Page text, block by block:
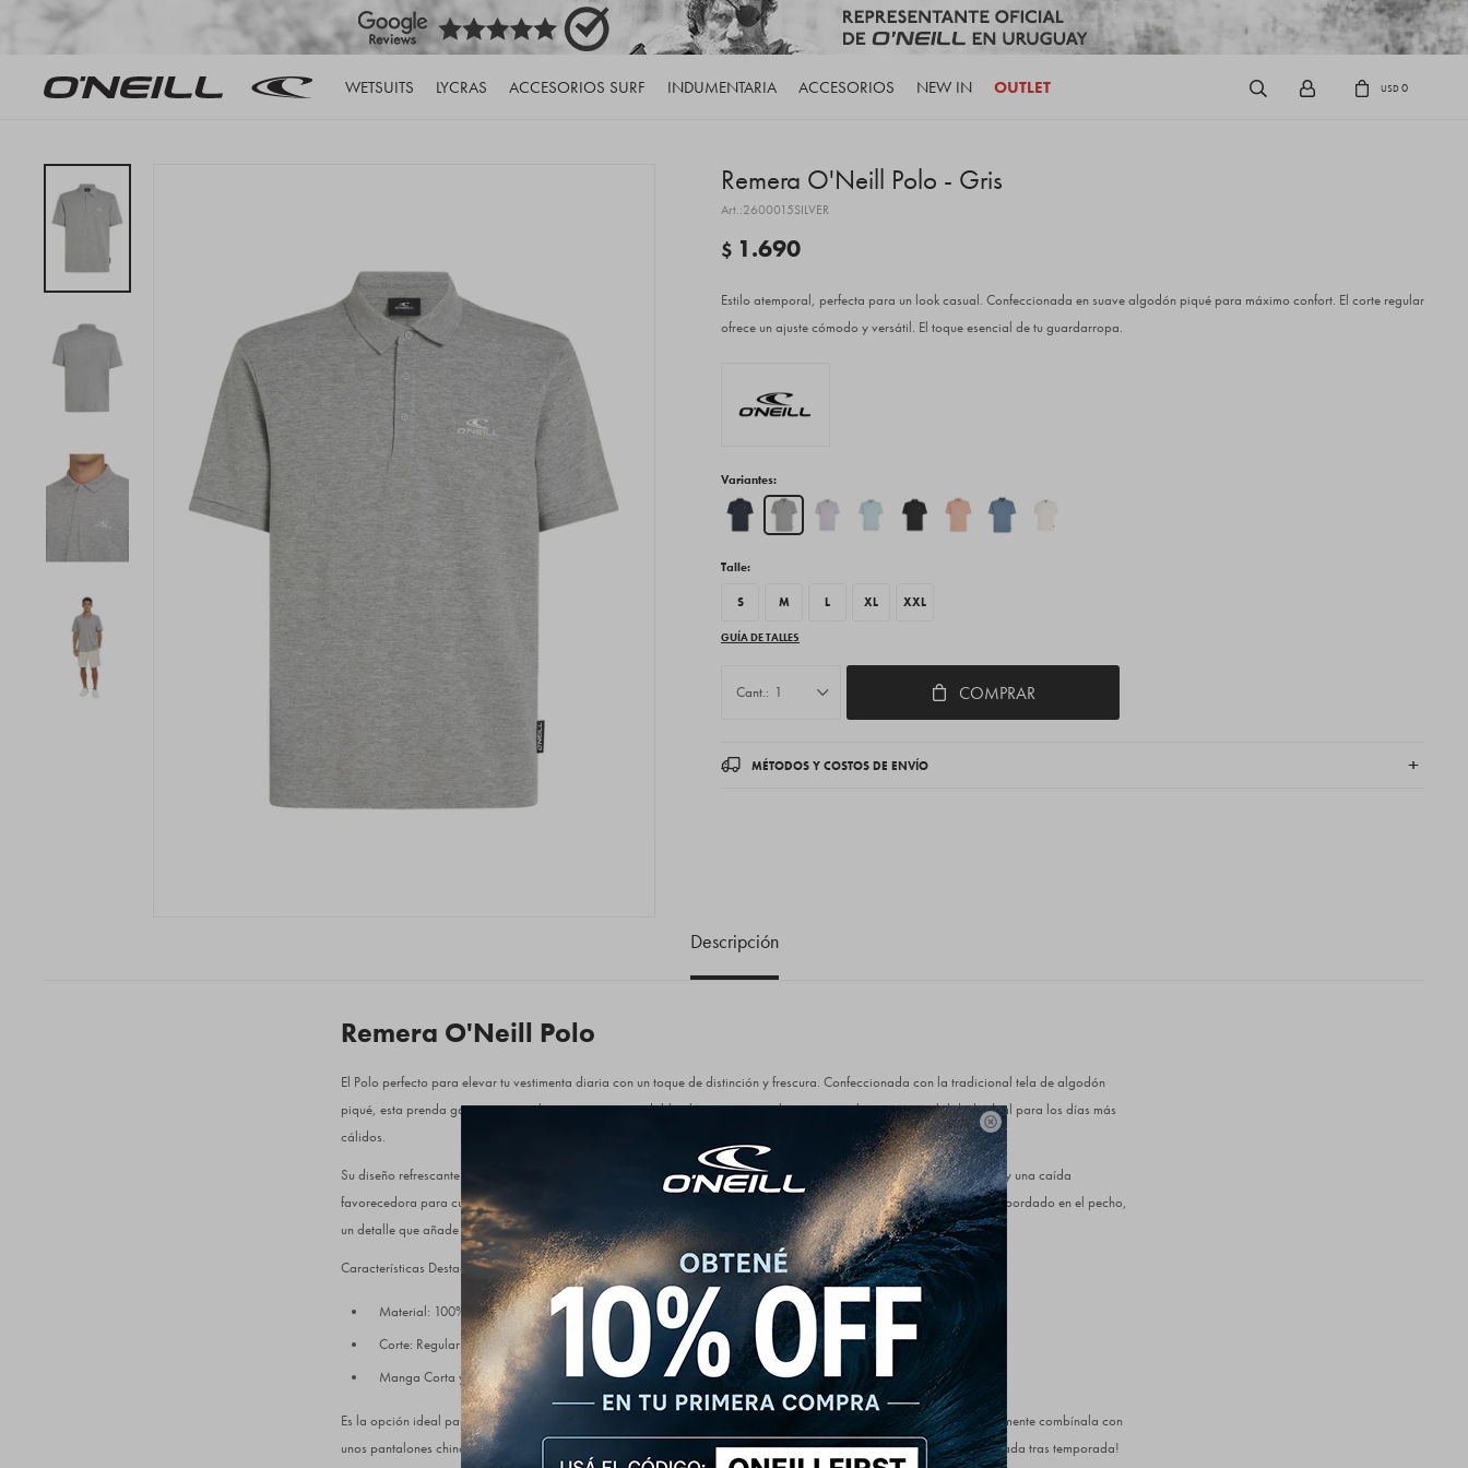

WETSUITS LYCRAS ACCESORIOS SURF INDUMENTARIA ACCESORIOS NEW IN OUTLET USD0
Remera O'Neill Polo - Gris
2600015SILVER
$ 1.690
Estilo atemporal, perfecta para un look casual. Confeccionada en suave algodón piqué para máximo confort. El corte regular
ofrece un ajuste cómodo y versátil. El toque esencial de tu guardarropa.
Variantes:
Talle:
S M L XL XXL
GUÍA DE TALLES
1 COMPRAR
MÉTODOS Y COSTOS DE ENVÍO
Descripción
Remera O'Neill Polo
El Polo perfecto para elevar tu vestimenta diaria con un toque de distinción y frescura. Confeccionada con la tradicional tela de algodón
piqué, esta prenda garantiza no solo una textura agradable al tacto, sino también una excelente transpirabilidad, ideal para los días más
cálidos.
Su diseño refrescante la convierte en una pieza versátil y fácil de combinar. El corte regular asegura un ajuste cómodo y una caída
favorecedora para cualquier silueta. Presenta un cuello clásico de polo con una solapa de dos botones y un sutil logo bordado en el pecho,
un detalle que añade exclusividad sin ser estridente.
Características Destacadas:
Material: 100% Algodón Piqué.
Corte: Regular Fit.
Manga Corta y terminaciones reforzadas.
Es la opción ideal para el fin de semana, reuniones informales, o incluso para un ambiente de oficina relajado. Simplemente combínala con
unos pantalones chinos o jeans para un look impecable y atemporal. ¡Un básico infaltable que te acompañará temporada tras temporada!